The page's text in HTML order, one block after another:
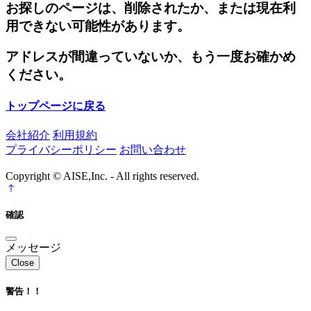
お探しのページは、削除されたか、または現在利
用できない可能性があります。
アドレスが間違っていないか、もう一度お確かめ
ください。
トップページに戻る
会社紹介 利用規約
プライバシーポリシー お問い合わせ
Copyright © AISE,Inc. - All rights reserved.
確認
メッセージ
Close
警告！！